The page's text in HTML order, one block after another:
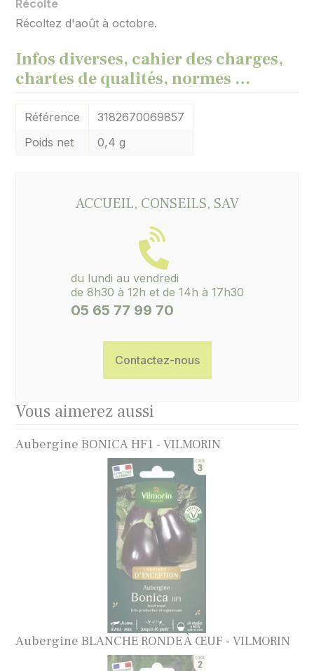
Récolte
Récoltez d'août à octobre.
Infos diverses, cahier des charges,
chartes de qualités, normes …
Référence
3182670069857
Poids net
0,4 g
ACCUEIL, CONSEILS, SAV
du lundi au vendredi
de 8h30 à 12h et de 14h à 17h30
05 65 77 99 70
Contactez-nous
Vous aimerez aussi
Aubergine BONICA HF1 - VILMORIN
Aubergine BLANCHE RONDE À ŒUF - VILMORIN